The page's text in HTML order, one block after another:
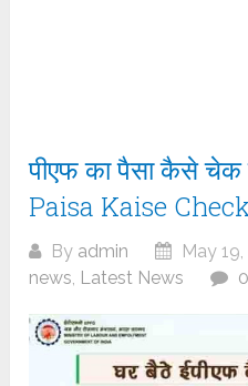
पीएफ का पैसा कैसे
Paisa Kaise
By admin May
news, Latest News